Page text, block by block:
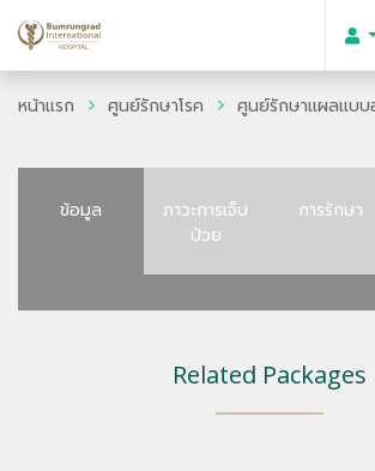
หน้าแรก ศูนย์รักษาโรค ศูนย์รักษาแผลแบบ
ข้อมูล
ภาวะการเจ็บ
ป่วย
การรักษา
Related Packages